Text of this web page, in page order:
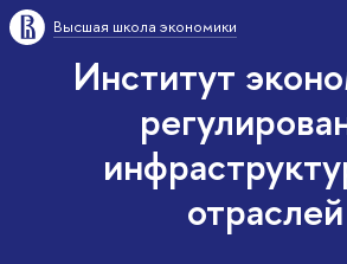
Высшая школа экономики
Институт
отраслей